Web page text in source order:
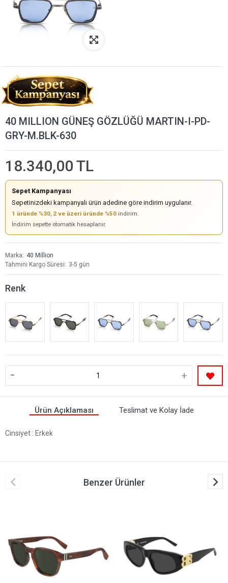
40 MILLION GÜNEŞ GÖZLÜĞÜ MARTIN-I-PD-
GRY-M.BLK-630
18.340,00 TL
Sepet Kampanyası
Sepetinizdeki kampanyalı ürün adedine göre indirim uygulanır.
1 üründe %30, 2 ve üzeri üründe %50 indirim.
İndirim sepette otomatik hesaplanır.
Marka
40 Million
Tahmini Kargo Süresi
3-5 gün
Renk
- +
Ürün Açıklaması Teslimat ve Kolay İade
Cinsiyet : Erkek
Benzer Ürünler